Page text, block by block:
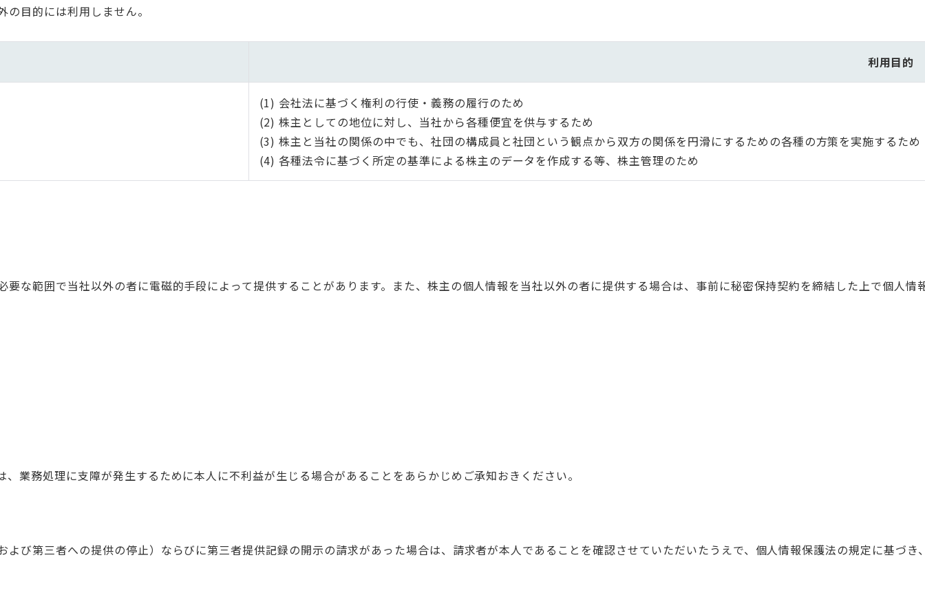
目的には利用しません。
利用目的
(1) 会社法に基づく権利の行使・義務の履行のため
(2) 株主としての地位に対し、当社から各種便宜を供与するため
(3) 株主と当社の関係の中でも、社団の構成員と社団という観点から双方の関係を円滑にするための各種の方策を実施するため
(4) 各種法令に基づく所定の基準による株主のデータを作成する等、株主管理のため
な範囲で当社以外の者に電磁的手段によって提供することがあります。また、株主の個人情報を当社以外の者に提供する場合は、事前に秘密保持契約を締結した上で個人情
務処理に支障が発生するために本人に不利益が生じる場合があることをあらかじめご承知おきください。
び第三者への提供の停止）ならびに第三者提供記録の開示の請求があった場合は、請求者が本人であることを確認させていただいたうえで、個人情報保護法の規定に基づき